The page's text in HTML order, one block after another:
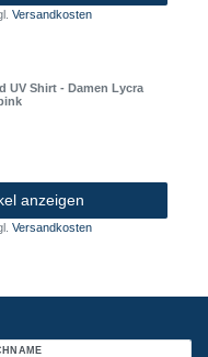
Versandkosten
UV Shirt - Damen Lycra
anzeigen
Versandkosten